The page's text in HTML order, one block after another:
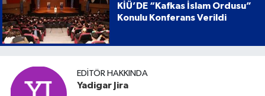
KİÜ’DE “Kafkas İslam Ordusu”
Konulu Konferans Verildi
EDITÖR HAKKINDA
Yadigar Jira